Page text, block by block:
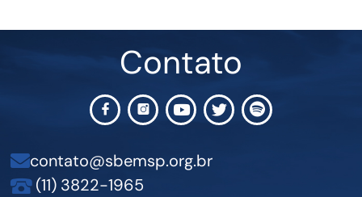
Contato
contato@sbemsp.org.br
(11) 3822-1965